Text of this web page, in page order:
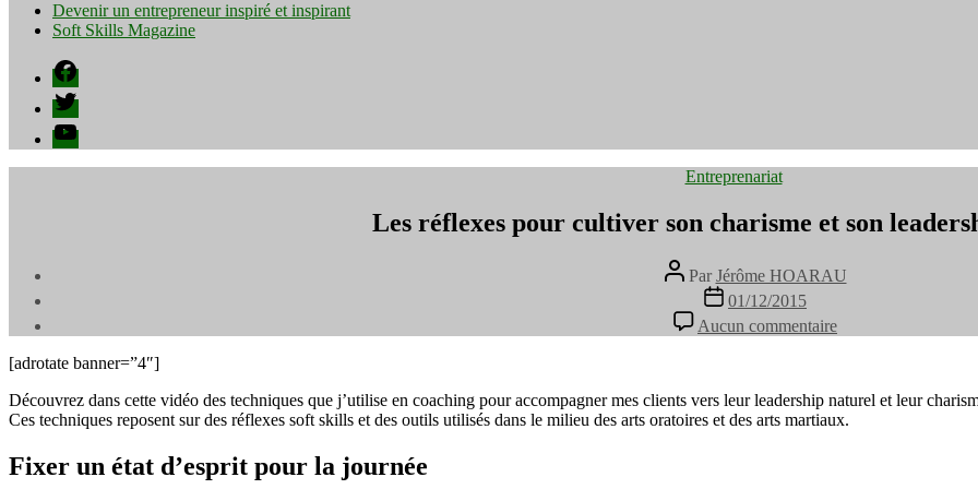
Devenir un entrepreneur inspiré et inspirant
Soft Skills Magazine
Facebook
Twitter
YouTube
Catégories
Entreprenariat
Les réflexes pour cultiver son charisme et son
Auteur
de
l’article
Par Jérôme HOARAU
Date
l’article
01/12/2015
Aucun commentaire
Les
cultiver
son
[adrotate banner=”4″]
Découvrez dans cette vidéo des techniques que j’utilise en coaching pour accompagner mes clients vers leur leadership naturel et leur
Ces techniques reposent sur des réflexes soft skills et des outils utilisés dans le milieu des arts oratoires et des arts martiaux.
Fixer un état d’esprit pour la journée